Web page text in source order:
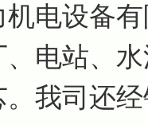
电设备
电站、
我司还